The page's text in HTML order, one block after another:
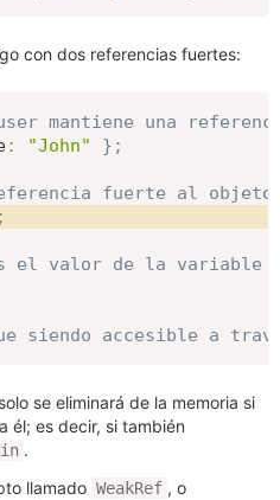
con dos referencias fuertes:
mantiene una
: "John" } ;
fuerte al objeto
;
el valor de la variable
siendo accesible a
solo se eliminará de la memoria si
él; es decir, si también
.
llamado WeakRef , o